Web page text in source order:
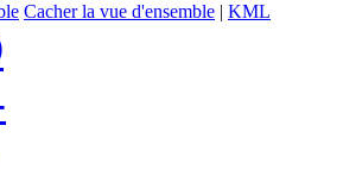
Cacher la vue d'ensemble | KML